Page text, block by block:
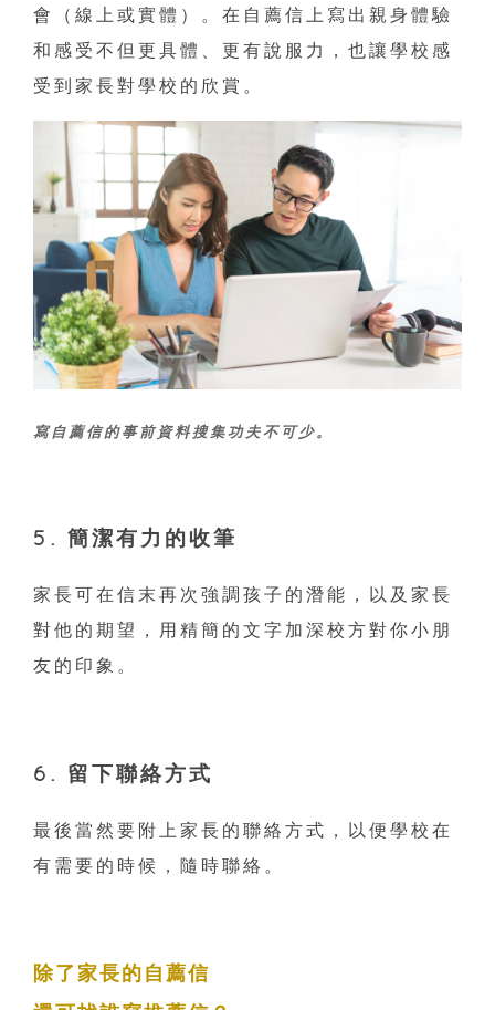
會（線上或實體）。在自薦信上寫出親身體驗
和感受不但更具體、更有說服力，也讓學校感
受到家長對學校的欣賞。
寫自薦信的事前資料搜集功夫不可少。
5. 簡潔有力的收筆
家長可在信末再次強調孩子的潛能，以及家長
對他的期望，用精簡的文字加深校方對你小朋
友的印象。
6. 留下聯絡方式
最後當然要附上家長的聯絡方式，以便學校在
有需要的時候，隨時聯絡。
除了家長的自薦信